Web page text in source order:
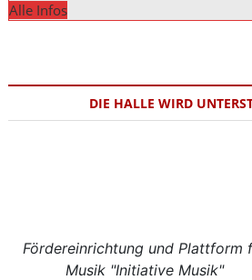
Alle Infos
DIE HALLE WIRD
Fördereinrichtung und Plattform
Musik "Initiative Musik"